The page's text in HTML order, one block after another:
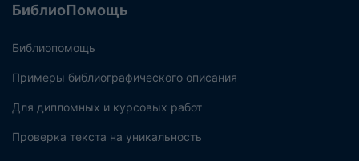
БиблиоПомощь
Библиопомощь
Примеры библиографического описания
Для дипломных и курсовых работ
Проверка текста на уникальность